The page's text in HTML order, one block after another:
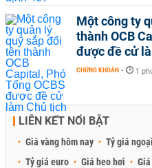
Một công ty
thành OCB
được đề cử
CHỨNG KHOÁN - 1
LIÊN KẾT NỔI BẬT
Giá vàng hôm nay Tỷ giá
Tỷ giá euro
Giá heo hơi